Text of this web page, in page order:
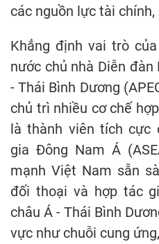
các nguồn lực tài
Khẳng định vai trò
nước chủ nhà Diễn
- Thái Bình Dương
chủ trì nhiều cơ chế
là thành viên tích cực
gia Đông Nam Á
mạnh Việt Nam sẵn
đối thoại và hợp tác
châu Á - Thái Bình
vực như chuỗi cung